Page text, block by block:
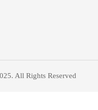
All Rights Reserved